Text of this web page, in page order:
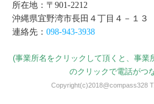
所在地：〒901-2212
沖縄県宜野湾市長田４丁目４－１３
連絡先： 098-943-3938
(事業所名をクリックして頂くと、事業
のクリックで電話がつ
Copyright(c)2018@compass328